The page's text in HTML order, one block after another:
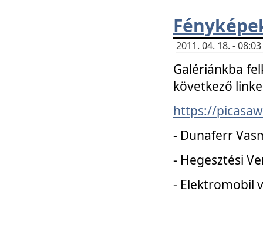
2011. 04. 18. -
Galériánkba
következő
https://
- Dunaferr
- Hegesztési
- Elektromobil